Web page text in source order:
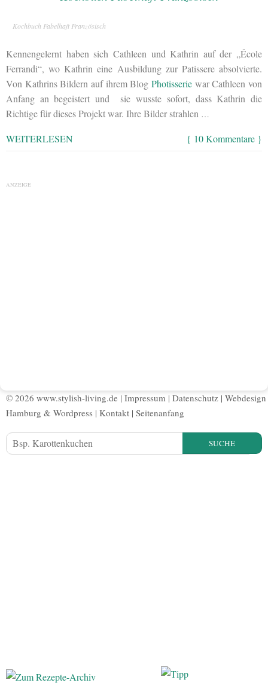
Kochbuch Fabelhaft Französisch
Kennengelernt haben sich Cathleen und Kathrin auf der „École
Ferrandi“, wo Kathrin eine Ausbildung zur Patissere absolvierte.
Von Kathrins Bildern auf ihrem Blog Photisserie war Cathleen von
Anfang an begeistert und sie wusste sofort, dass Kathrin die
Richtige für dieses Projekt war. Ihre Bilder strahlen …
WEITERLESEN { 10 Kommentare }
ANZEIGE
© 2026 www.stylish-living.de | Impressum | Datenschutz | Webdesign
Hamburg & Wordpress | Kontakt | Seitenanfang
SUCHE